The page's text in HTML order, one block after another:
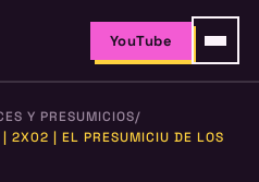
YouTube
Y PRESUMICIOS/
| 2X02 | EL PRESUMICIU DE LOS